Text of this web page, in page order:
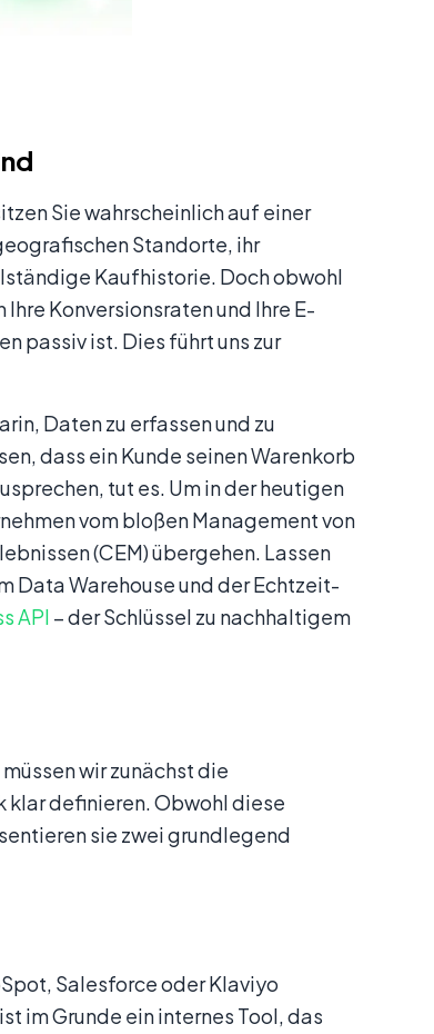
Sie wahrscheinlich auf einer
Standorte, ihr
Kaufhistorie. Doch obwohl
Konversionsraten und Ihre E-
passiv ist. Dies führt uns zur
Daten zu erfassen und zu
dass ein Kunde seinen Warenkorb
tut es. Um in der heutigen
vom bloßen Management von
(CEM) übergehen. Lassen
Data Warehouse und der Echtzeit-
API – der Schlüssel zu nachhaltigem
wir zunächst die
klar definieren. Obwohl diese
sie zwei grundlegend
Salesforce oder Klaviyo
im Grunde ein internes Tool, das